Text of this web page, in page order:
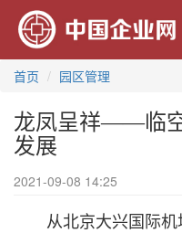
首页
园区管理
龙凤呈祥——临
发展
2021-09-08 14:25
从北京大兴国际